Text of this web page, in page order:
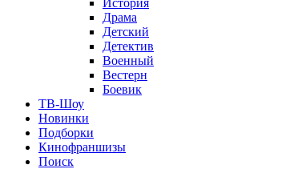
История
Драма
Детский
Детектив
Военный
Вестерн
Боевик
ТВ-Шоу
Новинки
Подборки
Кинофраншизы
Поиск